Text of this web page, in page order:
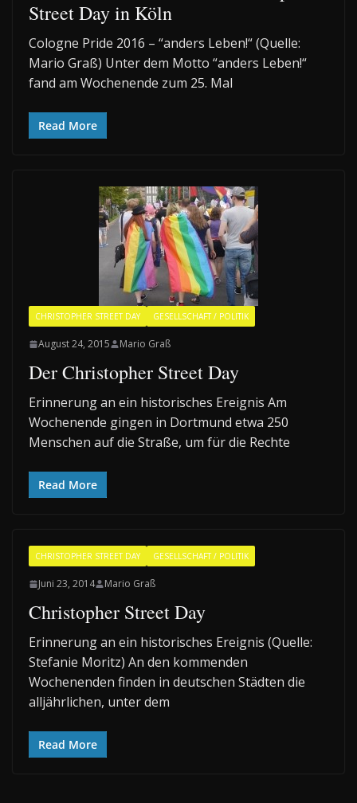
Street Day in Köln
Cologne Pride 2016 – “anders Leben!“ (Quelle:
Mario Graß) Unter dem Motto “anders Leben!“
fand am Wochenende zum 25. Mal
Read More
CHRISTOPHER STREET DAY GESELLSCHAFT / POLITIK
August 24, 2015 Mario Graß
Der Christopher Street Day
Erinnerung an ein historisches Ereignis Am
Wochenende gingen in Dortmund etwa 250
Menschen auf die Straße, um für die Rechte
Read More
CHRISTOPHER STREET DAY GESELLSCHAFT / POLITIK
Juni 23, 2014 Mario Graß
Christopher Street Day
Erinnerung an ein historisches Ereignis (Quelle:
Stefanie Moritz) An den kommenden
Wochenenden finden in deutschen Städten die
alljährlichen, unter dem
Read More